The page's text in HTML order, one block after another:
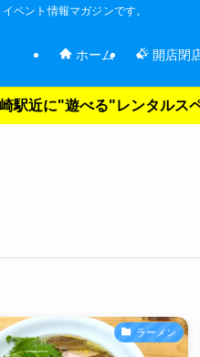
ベント情報マガジンです。
ホーム 開店閉
駅近に"遊べる"レンタルス
ラーメン